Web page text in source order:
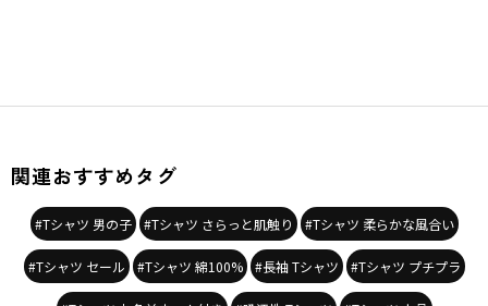
関連おすすめタグ
#Tシャツ 男の子 #Tシャツ さらっと肌触り #Tシャツ 柔らかな風合い
#Tシャツ セール #Tシャツ 綿100% #長袖 Tシャツ #Tシャツ プチプラ